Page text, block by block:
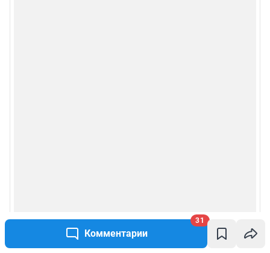
Комментарии
31